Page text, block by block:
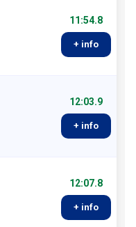
11:54.8
+ info
12:03.9
+ info
12:07.8
+ info